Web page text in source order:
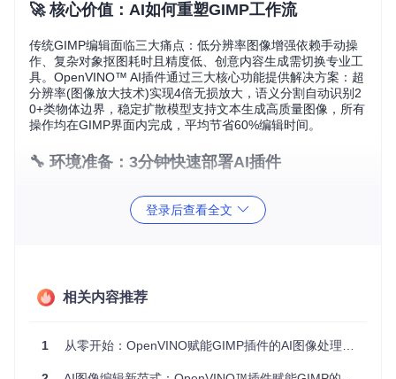
🚀 核心价值：AI如何重塑GIMP工作流
传统GIMP编辑面临三大痛点：低分辨率图像增强依赖手动操
作、复杂对象抠图耗时且精度低、创意内容生成需切换专业工
具。OpenVINO™ AI插件通过三大核心功能提供解决方案：超
分辨率(图像放大技术)实现4倍无损放大，语义分割自动识别2
0+类物体边界，稳定扩散模型支持文本生成高质量图像，所有
操作均在GIMP界面内完成，平均节省60%编辑时间。
🔧 环境准备：3分钟快速部署AI插件
获取项目代码：
安装依赖与插件：
# Windows用户
登录后查看全文
相关内容推荐
1 从零开始：OpenVINO赋能GIMP插件的AI图像处理全攻略